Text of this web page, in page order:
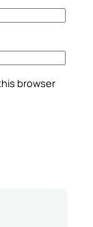
browser